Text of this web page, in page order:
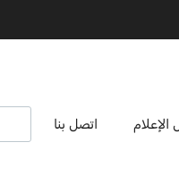
الإعلام اتصل بنا